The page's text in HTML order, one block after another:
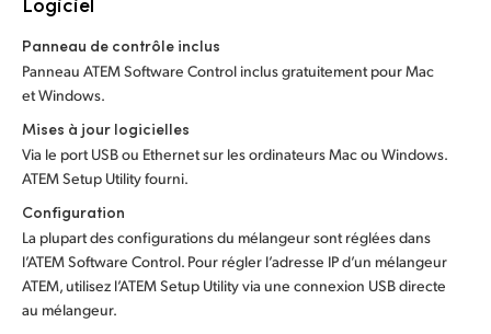
Panneau de contrôle inclus
Panneau ATEM Software Control inclus gratuitement pour Mac
et Windows.
Mises à jour logicielles
Via le port USB ou Ethernet sur les ordinateurs Mac ou Windows.
ATEM Setup Utility fourni.
Configuration
La plupart des configurations du mélangeur sont réglées dans
l’ATEM Software Control. Pour régler l’adresse IP d’un mélangeur
ATEM, utilisez l’ATEM Setup Utility via une connexion USB directe
au mélangeur.